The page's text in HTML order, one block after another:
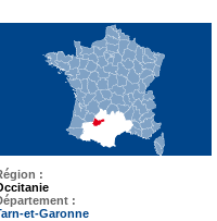
:
:
et-Garonne